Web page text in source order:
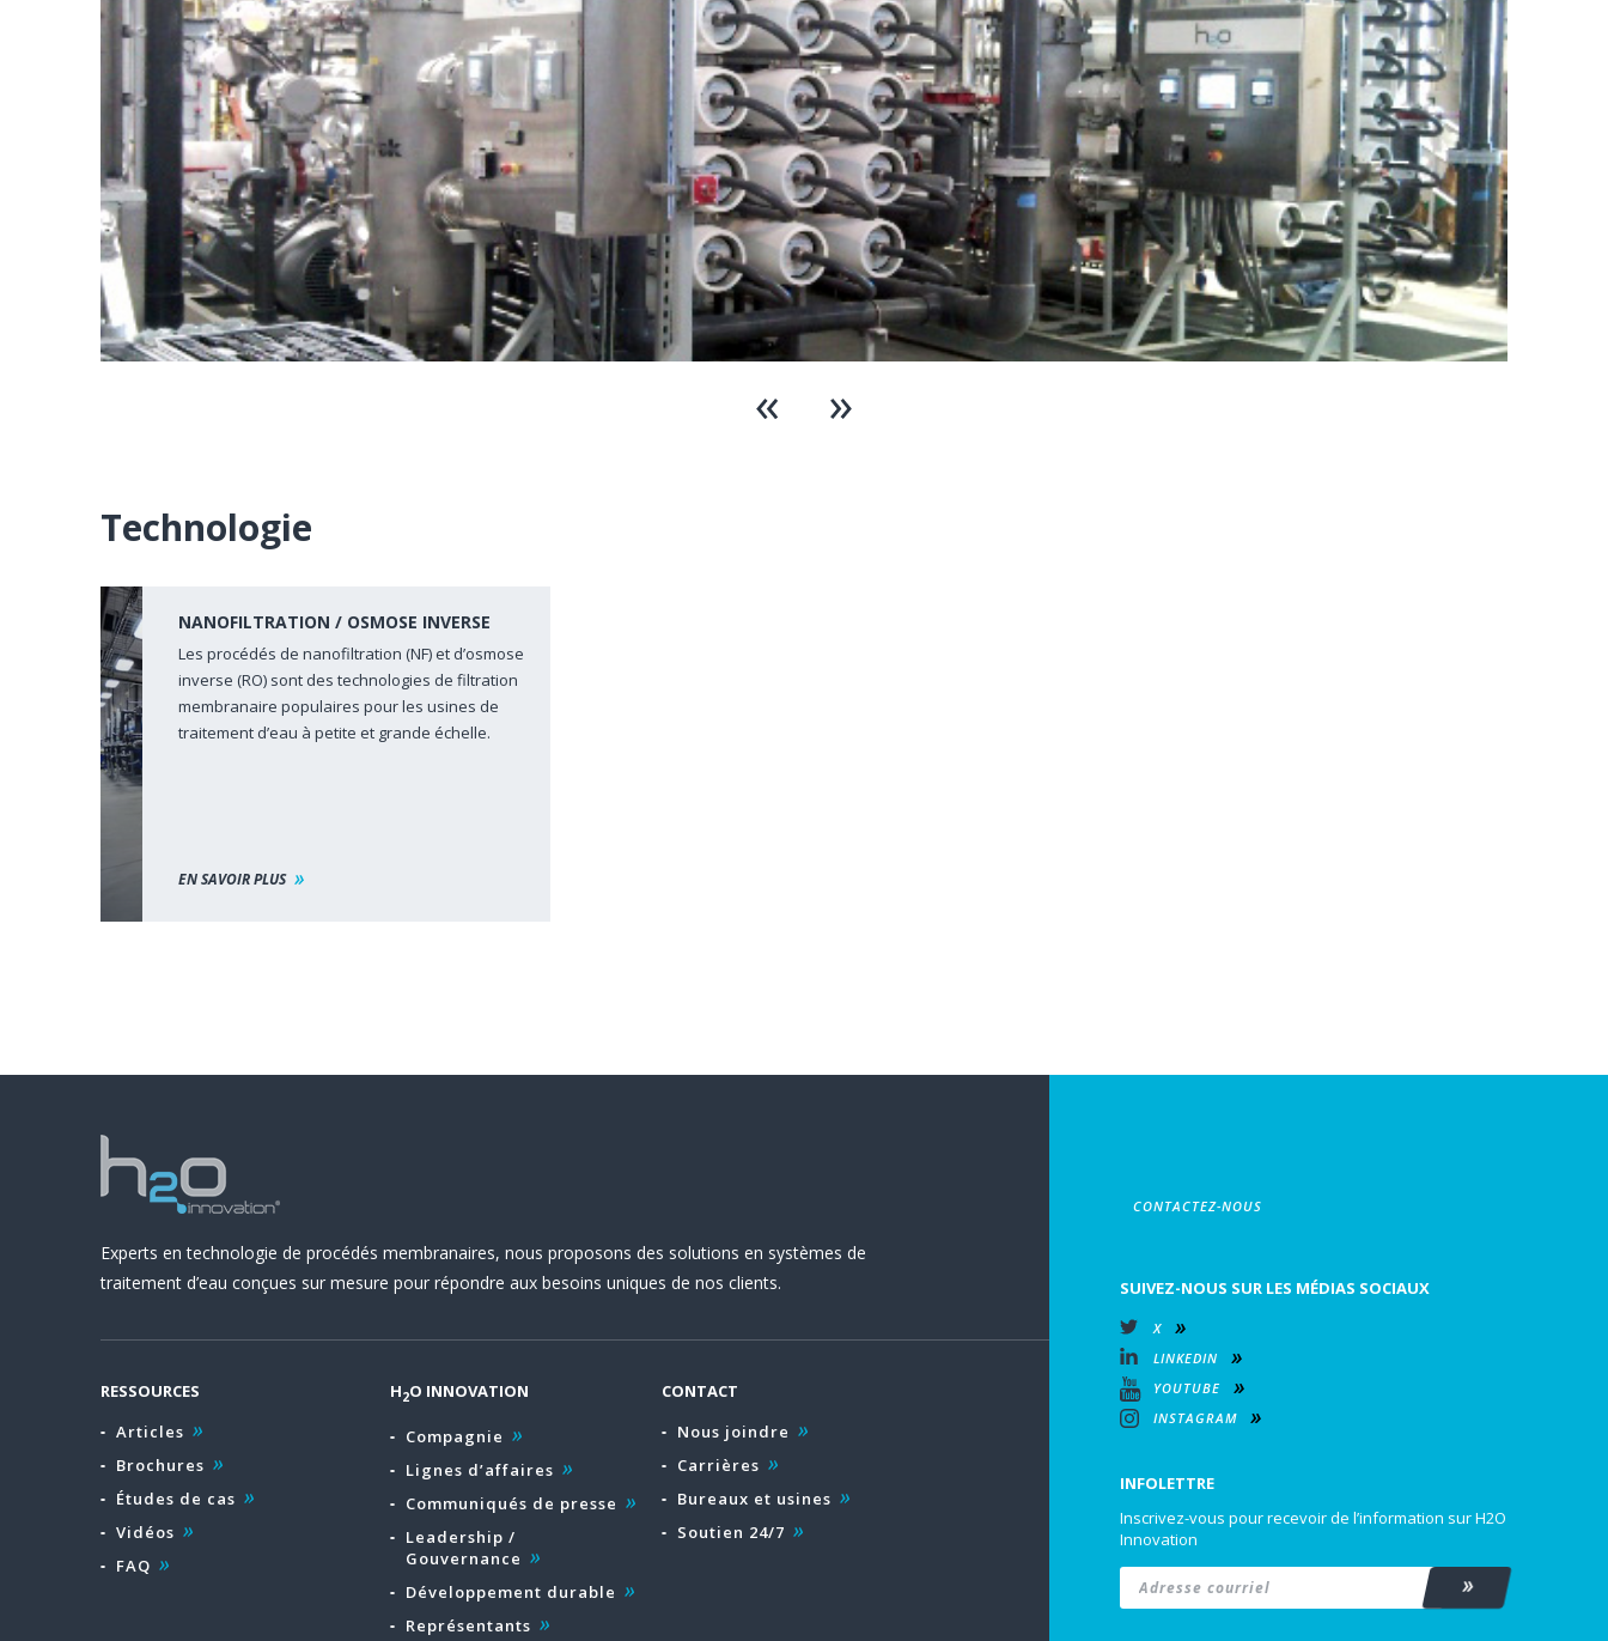
Technologie
NANOFILTRATION / OSMOSE INVERSE
Les procédés de nanofiltration (NF) et d’osmose
inverse (RO) sont des technologies de filtration
membranaire populaires pour les usines de
traitement d’eau à petite et grande échelle.
EN SAVOIR PLUS
Experts en technologie de procédés membranaires, nous proposons des solutions en systèmes de
traitement d’eau conçues sur mesure pour répondre aux besoins uniques de nos clients.
RESSOURCES
Articles
Brochures
Études de cas
Vidéos
FAQ
H2O INNOVATION
Compagnie
Lignes d’affaires
Communiqués de presse
Leadership /
Gouvernance
Développement durable
Représentants
CONTACT
Nous joindre
Carrières
Bureaux et usines
Soutien 24/7
CONTACTEZ-NOUS
SUIVEZ-NOUS SUR LES MÉDIAS SOCIAUX
X
LINKEDIN
YOUTUBE
INSTAGRAM
INFOLETTRE
Inscrivez-vous pour recevoir de l’information sur H2O
Innovation
Email Subscribe